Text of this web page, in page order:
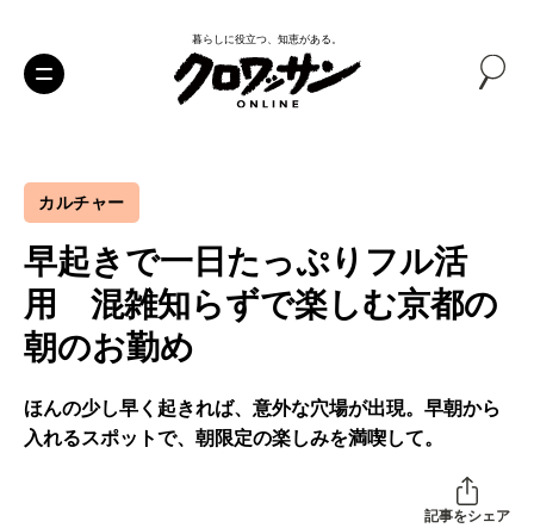
暮らしに役立つ、知恵がある。
カルチャー
早起きで一日たっぷりフル活
用 混雑知らずで楽しむ京都の
朝のお勤め
ほんの少し早く起きれば、意外な穴場が出現。早朝から
入れるスポットで、朝限定の楽しみを満喫して。
記事をシェア